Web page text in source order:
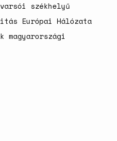
székhelyű
Európai Hálózata
magyarországi